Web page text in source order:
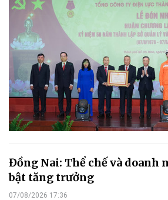
Đồng Nai: Thể chế và doanh
bật tăng trưởng
07/08/2026 17:36